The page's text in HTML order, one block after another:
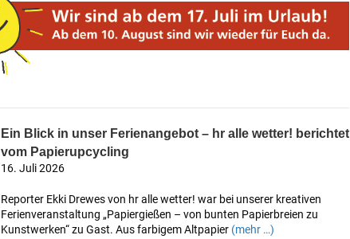
Ein Blick in unser Ferienangebot – hr alle wetter! berichtet
vom Papierupcycling
16. Juli 2026
Reporter Ekki Drewes von hr alle wetter! war bei unserer kreativen
Ferienveranstaltung „Papiergießen – von bunten Papierbreien zu
Kunstwerken“ zu Gast. Aus farbigem Altpapier (mehr …)